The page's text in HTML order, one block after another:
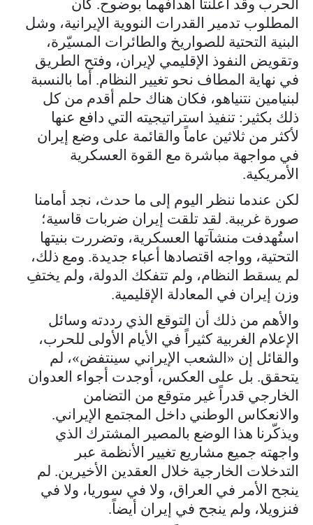
الحرب وقد أعلنتا أهدافهما بوضوح. كان
المطلوب تدمير القدرات النووية الإيرانية، وشل
البنية التحتية للصواريخ والطائرات المسيّرة،
وتقويض النفوذ الإقليمي لإيران، وفتح الطريق
في نهاية المطاف نحو تغيير النظام. أما بالنسبة
لبنيامين نتنياهو، فكان هناك حلم أقدم من كل
ذلك بكثير: تنفيذ استراتيجيته التي دافع عنها
لأكثر من ثلاثين عاماً والقائمة على وضع إيران
في مواجهة مباشرة مع القوة العسكرية
الأمريكية.
لكن عندما ننظر اليوم إلى ما حدث، نجد أمامنا
صورة غريبة. لقد تلقت إيران ضربات قاسية؛
استُهدفت منشآتها العسكرية، وتضررت بنيتها
التحتية، وواجه اقتصادها أعباء جديدة. ومع ذلك،
لم يسقط النظام، ولم تتفكك الدولة، ولم يختفِ
وزن إيران في المعادلة الإقليمية.
والأهم من ذلك أن التوقع الذي رددته وسائل
الإعلام الغربية كثيراً في الأيام الأولى للحرب،
والقائل إن «الشعب الإيراني سينتفض»، لم
يتحقق. بل على العكس، أوجدت أجواء العدوان
الخارجي قدراً غير متوقع من التضامن
والانعكاس الوطني داخل المجتمع الإيراني.
ويذكّرنا هذا الوضع بالمصير المشترك الذي
واجهته جميع مشاريع تغيير الأنظمة عبر
التدخلات الخارجية خلال العقدين الأخيرين. لم
ينجح الأمر في العراق، ولا في سوريا، ولا في
فنزويلا، ولم ينجح في إيران أيضاً.